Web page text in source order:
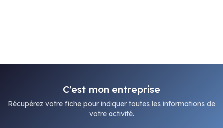
C'est mon entreprise
Récupérez votre fiche pour indiquer toutes les informations de
votre activité.